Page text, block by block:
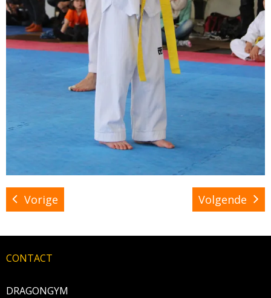
Vorige Volgende
CONTACT
DRAGONGYM